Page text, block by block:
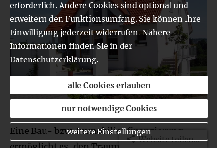
Eine Bau- bzw. Immobilienfinanzierung
erforderlich. Andere Cookies sind optional und
erweitern den Funktionsumfang. Sie können Ihre
Einwilligung jederzeit widerrufen. Nähere
Informationen finden Sie in der
Datenschutzerklärung.
alle Cookies erlauben
nur notwendige Cookies
weitere Einstellungen
Website teilen...